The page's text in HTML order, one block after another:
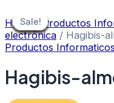
to
content
Sale!
Home/ Productos
electrónica / Hagibis-
Productos
Hagibis-
Sale!
Sale!
Sale!
Sale!
Sale!
Sale!
Sale!
Sale!